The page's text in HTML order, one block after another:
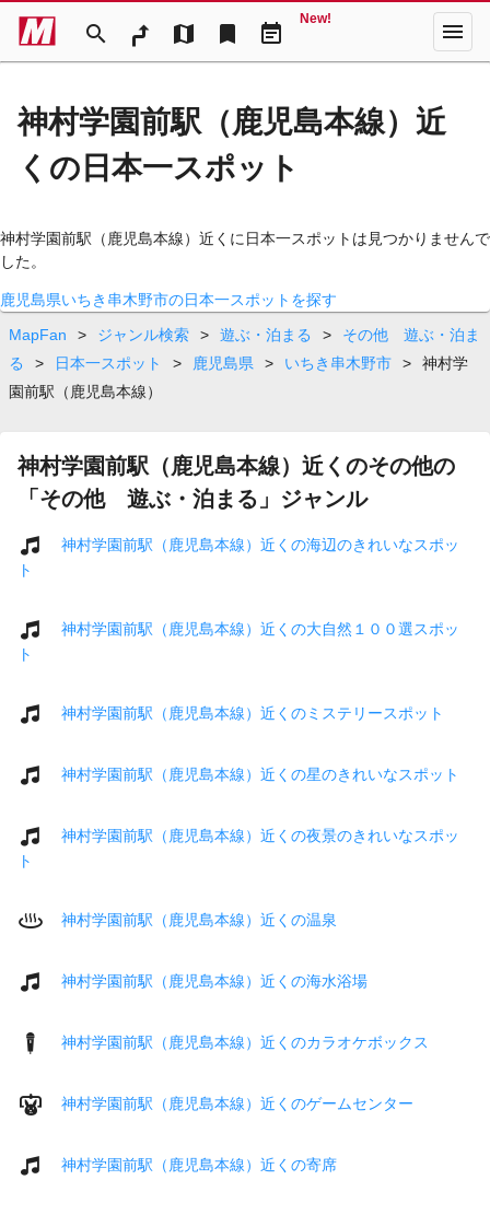
search map bookmark event_note
New! menu
神村学園前駅（鹿児島本線）近
くの日本一スポット
神村学園前駅（鹿児島本線）近くに日本一スポットは見つかりませんで
した。
鹿児島県いちき串木野市の日本一スポットを探す
MapFan
> ジャンル検索 > 遊ぶ・泊まる >
その他 遊ぶ・泊ま
る
> 日本一スポット > 鹿児島県 > いちき串木野市 >
神村学
園前駅（鹿児島本線）
神村学園前駅（鹿児島本線）近くのその他の
「その他 遊ぶ・泊まる」ジャンル
神村学園前駅（鹿児島本線）近くの海辺のきれいなスポッ
ト
神村学園前駅（鹿児島本線）近くの大自然１００選スポッ
ト
神村学園前駅（鹿児島本線）近くのミステリースポット
神村学園前駅（鹿児島本線）近くの星のきれいなスポット
神村学園前駅（鹿児島本線）近くの夜景のきれいなスポッ
ト
神村学園前駅（鹿児島本線）近くの温泉
神村学園前駅（鹿児島本線）近くの海水浴場
神村学園前駅（鹿児島本線）近くのカラオケボックス
神村学園前駅（鹿児島本線）近くのゲームセンター
神村学園前駅（鹿児島本線）近くの寄席